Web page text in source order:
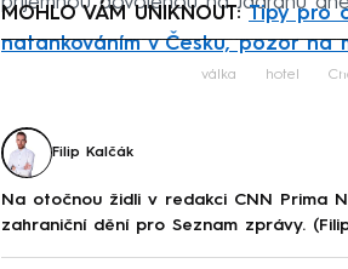
MOHLO VÁM UNIKNOUT:Tipy pro
natankováním v Česku, pozor na
válka hotel
Filip Kalčák
Na otočnou židli v redakci CNN Prima
zahraniční dění pro Seznam zprávy.